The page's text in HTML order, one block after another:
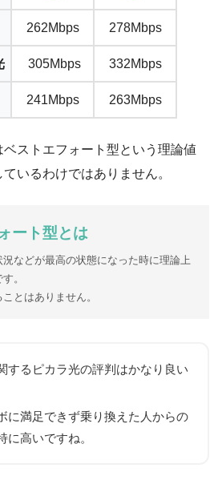
262Mbps 278Mbps
305Mbps 332Mbps
241Mbps 263Mbps
ベストエフォート型という理論値
いるわけではありません。
ート型とは
などが最高の状態になった時に理論上
。
とはありません。
するピカラ光の評判はかなり良い
に満足できず乗り換えた人からの
に高いですね。